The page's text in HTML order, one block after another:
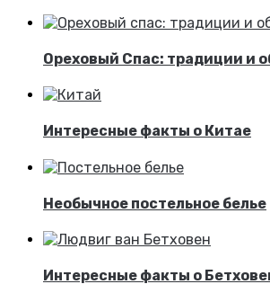
Ореховый Спас: традиции и
Интересные факты о Китае
Необычное постельное белье
Интересные факты о